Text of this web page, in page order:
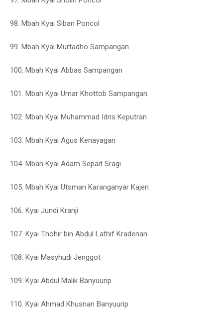
98. Mbah Kyai Siban Poncol
99. Mbah Kyai Murtadho Sampangan
100. Mbah Kyai Abbas Sampangan
101. Mbah Kyai Umar Khottob Sampangan
102. Mbah Kyai Muhammad Idris Keputran
103. Mbah Kyai Agus Kenayagan
104. Mbah Kyai Adam Sepait Sragi
105. Mbah Kyai Utsman Karanganyar Kajen
106. Kyai Jundi Kranji
107. Kyai Thohir bin Abdul Lathif Kradenan
108. Kyai Masyhudi Jenggot
109. Kyai Abdul Malik Banyuurip
110. Kyai Ahmad Khusnan Banyuurip